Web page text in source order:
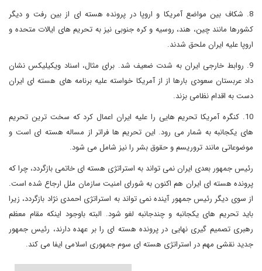
8. شکاف بین مواضع آمریکا و اروپا در پرونده هسته ای از بین رفت و دیگر
کشورها مانند چین، هند، روسیه و کره جنوبی نیز به تحریم های ایالات متحده و
اروپا علیه ایران ملحق شدند.
9. روابط خارجی ایران به شدت ضعیف شد. برای مثال، اسناد ویکیلیکس نشان
داد عربستان سعودی بارها از از آمریکا خواسته علیه برنامه های هسته ای ایران
دست به اقدام نظامی بزند.
10. کنگره آمریکا تحریم هایی را علیه ایران اعمال کرد که سخت ترین تحریم
های یکجانبه به شمار می رود. این تحریم ها فراتر از مساله هسته ای است و
موضوعاتی مانند تروریسم و حقوق بشر را نیز شامل می شود.
رئیس جمهور بعدی ایران نمی تواند به استراتژی هسته ای خاتمی بازگردد، چرا که
پرونده هسته ای ایران هم اکنون به شورای امنیت سازمان ملل ارجاع شده است.
از سوی دیگر رئیس جمهور آینده نمی تواند به استراتژی احمدی نژاد بازگردد، زیرا
باید تحریم های یکجانبه و چندجانبه لغو شود. البته باوجود اینکه مقام معظم
رهبری تصمیم گیری نهایی در پرونده هسته ای را بر عهده دارند، رئیس جمهور
جدید نقشی مهم در استراتژی هسته ای سوم جمهوری اسلامی ایفا می کند.